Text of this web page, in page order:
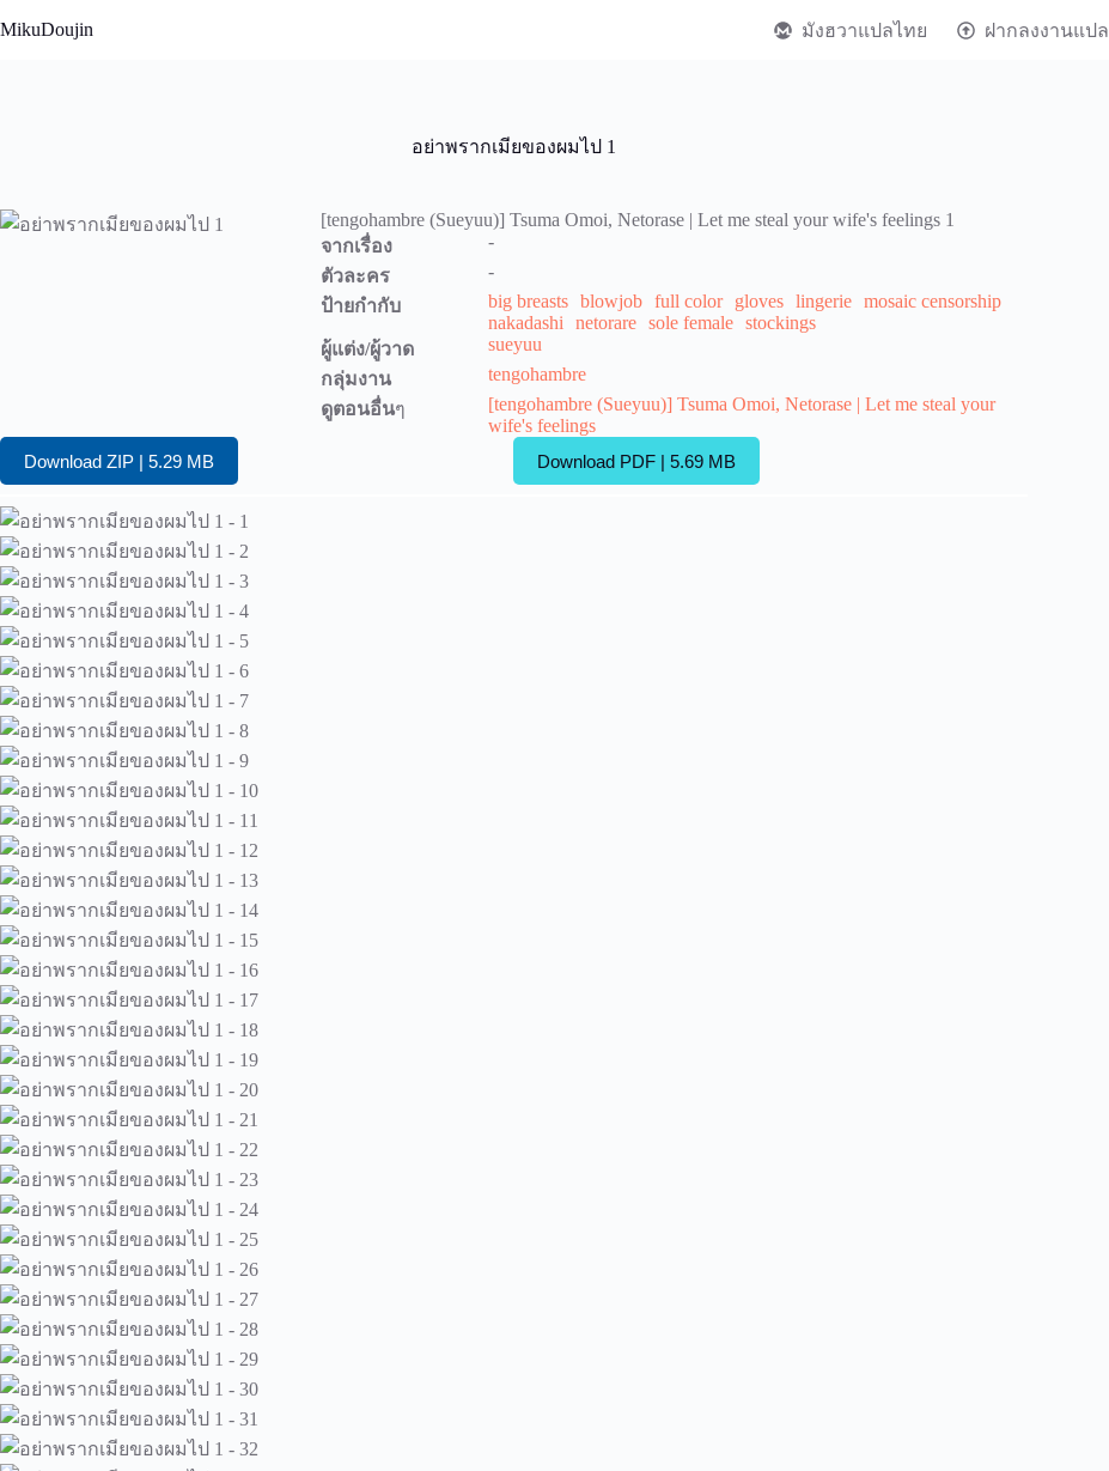
to
MikuDoujin มังฮวาแปลไทย ฝากลงงานแปล
อย่าพรากเมียของผมไป 1
[tengohambre (Sueyuu)] Tsuma Omoi, Netorase | Let me steal your wife's feelings 1
จากเรื่อง
-
ตัวละคร
-
ป้ายกำกับ
big breasts blowjob full color gloves lingerie mosaic censorship
nakadashi
netorare sole female stockings
ผู้แต่ง/ผู้วาด
sueyuu
กลุ่มงาน
tengohambre
ดูตอนอื่นๆ
[tengohambre (Sueyuu)] Tsuma Omoi, Netorase | Let me steal your
wife's feelings
Download ZIP | 5.29 MB
Download PDF | 5.69 MB